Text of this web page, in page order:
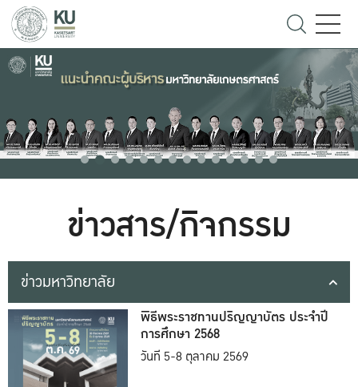
ข่าวสาร/กิจกรรม
ข่าวมหาวิทยาลัย
พิธีพระราชทานปริญญาบัตร ประจำปี
การศึกษา 2568
วันที่ 5-8 ตุลาคม 2569